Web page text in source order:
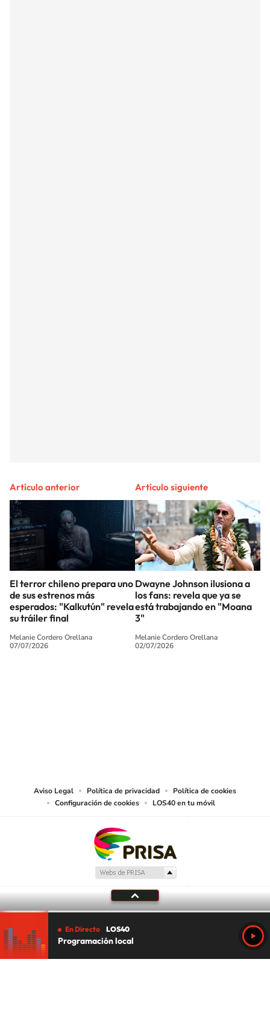
Artículo anterior
El terror chileno prepara uno
de sus estrenos más
esperados: "Kalkutún" revela
su tráiler final
Melanie Cordero Orellana
07/07/2026
Artículo siguiente
Dwayne Johnson ilusiona a
los fans: revela que ya se
está trabajando en "Moana
3"
Melanie Cordero Orellana
02/07/2026
Aviso Legal Política de privacidad
Política de cookies
Configuración de cookies
LOS40 en tu móvil
En Directo LOS40
Programación local